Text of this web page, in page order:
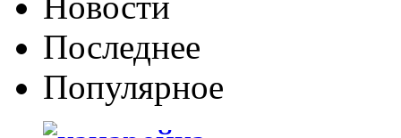
Последнее
Популярное